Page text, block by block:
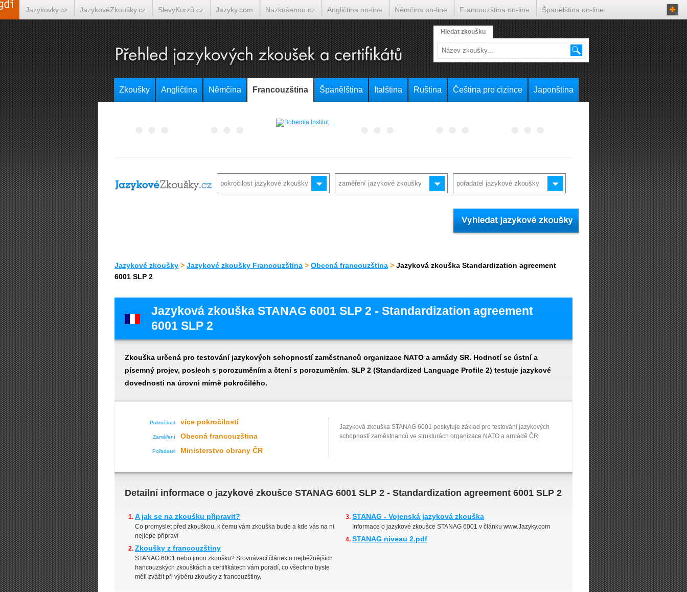
Jazykovky.cz JazykovéZkoušky.cz SlevyKurzů.cz Jazyky.com Nazkušenou.cz Angličtina on-line Němčina on-line Francouzština on-line Španělština on-line
Italština on-line Tlumočení-Překlady.cz Překládá.cz Tlumočí.cz Hledat zkoušku
Zkoušky Angličtina Němčina Francouzština Španělština Italština Ruština Čeština pro cizince Japonština
Jazykové zkoušky > Jazykové zkoušky Francouzština > Obecná francouzština > Jazyková zkouška Standardization agreement
6001 SLP 2
Jazyková zkouška STANAG 6001 SLP 2 - Standardization agreement
6001 SLP 2
Zkouška určená pro testování jazykových schopností zaměstnanců organizace NATO a armády SR. Hodnotí se ústní a
písemný projev, poslech s porozuměním a čtení s porozuměním. SLP 2 (Standardized Language Profile 2) testuje jazykové
dovednosti na úrovni mírně pokročilého.
Pokročilost více pokročilostí
Zaměření Obecná francouzština
Pořadatel Ministerstvo obrany ČR
Jazyková zkouška STANAG 6001 poskytuje základ pro testování jazykových
schopností zaměstnanců ve strukturách organizace NATO a armádě ČR.
Detailní informace o jazykové zkoušce STANAG 6001 SLP 2 - Standardization agreement 6001 SLP 2
A jak se na zkoušku připravit?
Co promyslet před zkouškou, k čemu vám zkouška bude a kde vás na ni
nejlépe připraví
Zkoušky z francouzštiny
STANAG 6001 nebo jinou zkoušku? Srovnávací článek o nejběžnějších
francouzských zkouškách a certifikátech vám poradí, co všechno byste
měli zvážit při výběru zkoušky z francouzštiny.
STANAG - Vojenská jazyková zkouška
Informace o jazykové zkoušce STANAG 6001 v článku www.Jazyky.com
STANAG niveau 2.pdf